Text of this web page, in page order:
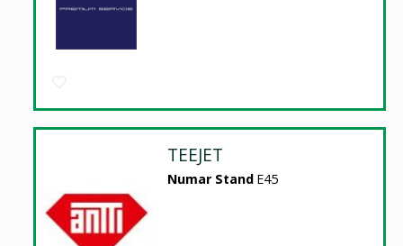
TEEJET
Numar Stand E45